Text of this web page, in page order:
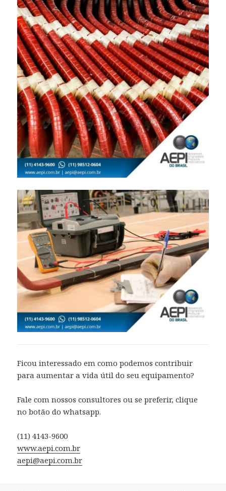
Ficou interessado em como podemos contribuir
para aumentar a vida útil do seu equipamento?
Fale com nossos consultores ou se preferir, clique
no botão do whatsapp.
(11) 4143-9600
www.aepi.com.br
aepi@aepi.com.br